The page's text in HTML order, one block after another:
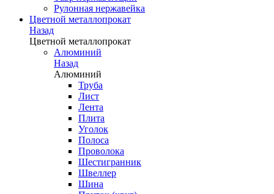
Рулонная нержавейка
Цветной металлопрокат
Назад
Цветной металлопрокат
Алюминий
Назад
Алюминий
Труба
Лист
Лента
Плита
Уголок
Полоса
Проволока
Шестигранник
Швеллер
Шина